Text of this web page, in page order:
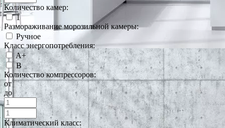
Количество камер:
1
Размораживание морозильной камеры:
Ручное
Класс энергопотребления:
A+
B
Количество компрессоров:
от
до
Климатический класс: